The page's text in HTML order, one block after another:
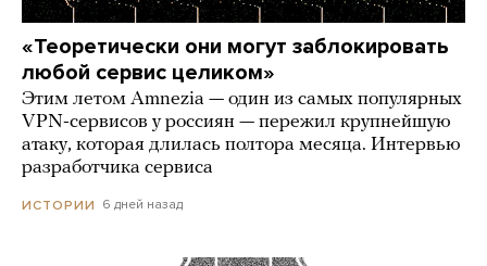
«Теоретически они могут заблокировать
любой сервис целиком»
Этим летом Amnezia — один из самых популярных
VPN-сервисов у россиян — пережил крупнейшую
атаку, которая длилась полтора месяца. Интервью
разработчика сервиса
ИСТОРИИ 6 дней назад